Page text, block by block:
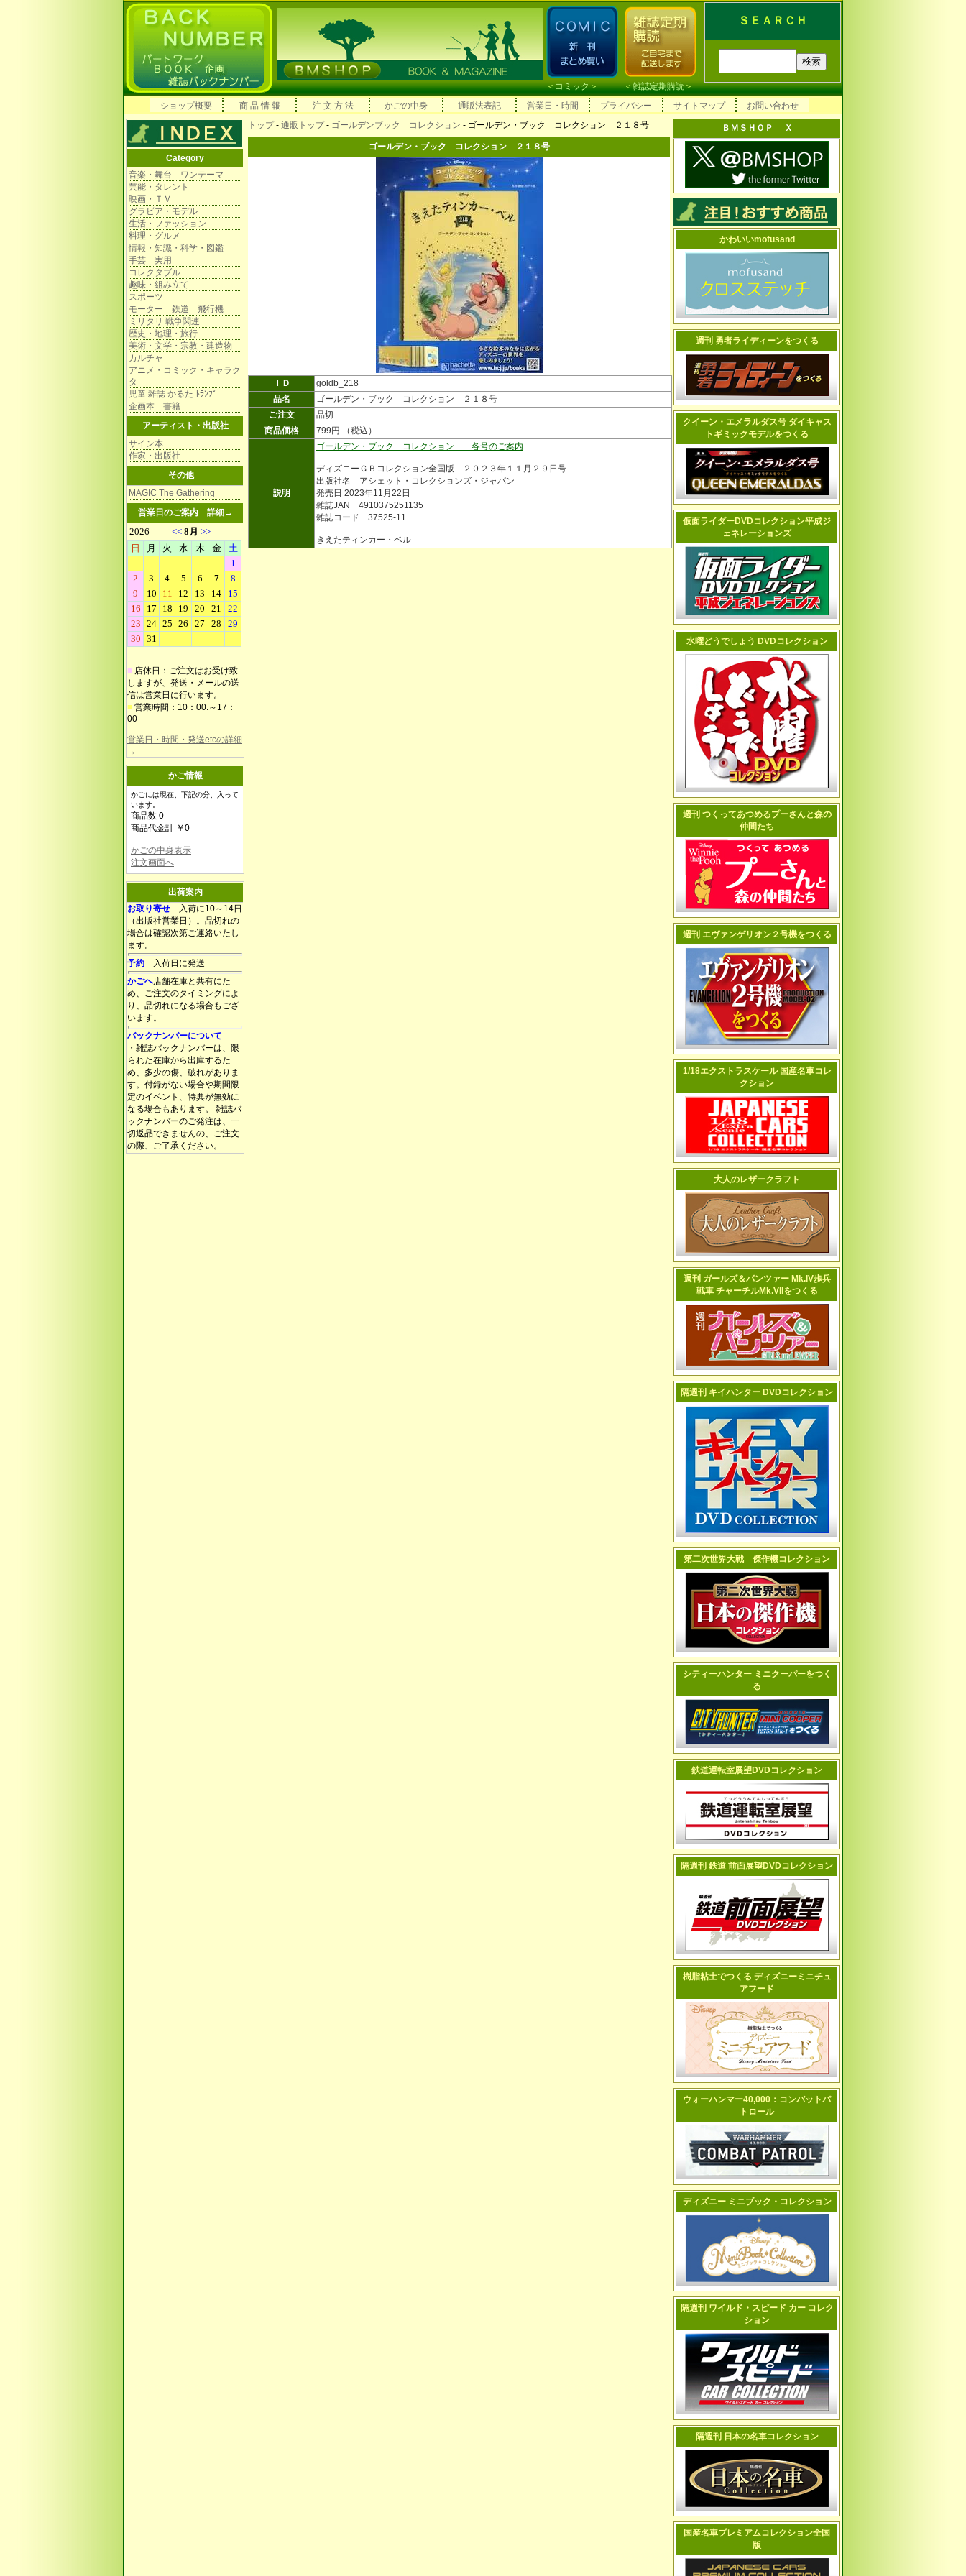
ＳＥＡＲＣＨ
＜コミック＞ ＜雑誌定期購読＞
ショップ概要
商 品 情 報 注 文 方 法 かごの中身 通販法表記 営業日・時間 プライバシー サイトマップ お問い合わせ
Category
音楽・舞台 ワンテーマ
芸能・タレント
映画・ＴＶ
グラビア・モデル
生活・ファッション
料理・グルメ
情報・知識・科学・図鑑
手芸 実用
コレクタブル
趣味・組み立て
スポーツ
モーター 鉄道 飛行機
ミリタリ 戦争関連
歴史・地理・旅行
美術・文学・宗教・建造物
カルチャ
アニメ・コミック・キャラク
タ
児童 雑誌 かるた ﾄﾗﾝﾌﾟ
企画本 書籍
アーティスト・出版社
サイン本
作家・出版社
その他
MAGIC The Gathering
営業日のご案内 詳細→
■ 店休日：ご注文はお受け致
しますが、発送・メールの送
信は営業日に行います。
■ 営業時間：10：00.～17：
00
営業日・時間・発送etcの詳細
→
かご情報
かごには現在、下記の分、入って
います。
商品数 0
商品代金計 ￥0
かごの中身表示
注文画面へ
出荷案内
お取り寄せ 入荷に10～14日
（出版社営業日）。品切れの
場合は確認次第ご連絡いたし
ます。
予約 入荷日に発送
かごへ店舗在庫と共有にた
め、ご注文のタイミングによ
り、品切れになる場合もござ
います。
バックナンバーについて
・雑誌バックナンバーは、限
られた在庫から出庫するた
め、多少の傷、破れがありま
す。付録がない場合や期間限
定のイベント、特典が無効に
なる場合もあります。 雑誌バ
ックナンバーのご発注は、一
切返品できませんの、ご注文
の際、ご了承ください。
トップ- 通販トップ- ゴールデンブック コレクション - ゴールデン・ブック コレクション ２１８号
ゴールデン・ブック コレクション ２１８号
ＩＤ
goldb_218
品名
ゴールデン・ブック コレクション ２１８号
ご注文
品切
商品価格
799円 （税込）
説明
ゴールデン・ブック コレクション 各号のご案内
ディズニーＧＢコレクション全国版 ２０２３年１１月２９日号
出版社名 アシェット・コレクションズ・ジャパン
発売日 2023年11月22日
雑誌JAN 4910375251135
雑誌コード 37525-11
きえたティンカー・ベル
ＢＭＳＨＯＰ Ｘ
かわいいmofusand
週刊 勇者ライディーンをつくる
クイーン・エメラルダス号 ダイキャス
トギミックモデルをつくる
仮面ライダーDVDコレクション平成ジ
ェネレーションズ
水曜どうでしょう DVDコレクション
週刊 つくってあつめるプーさんと森の
仲間たち
週刊 エヴァンゲリオン２号機をつくる
1/18エクストラスケール 国産名車コレ
クション
大人のレザークラフト
週刊 ガールズ＆パンツァー Mk.IV歩兵
戦車 チャーチルMk.VIIをつくる
隔週刊 キイハンター DVDコレクション
第二次世界大戦 傑作機コレクション
シティーハンター ミニクーパーをつく
る
鉄道運転室展望DVDコレクション
隔週刊 鉄道 前面展望DVDコレクション
樹脂粘土でつくる ディズニーミニチュ
アフード
ウォーハンマー40,000：コンバットパ
トロール
ディズニー ミニブック・コレクション
隔週刊 ワイルド・スピード カー コレク
ション
隔週刊 日本の名車コレクション
国産名車プレミアムコレクション全国
版